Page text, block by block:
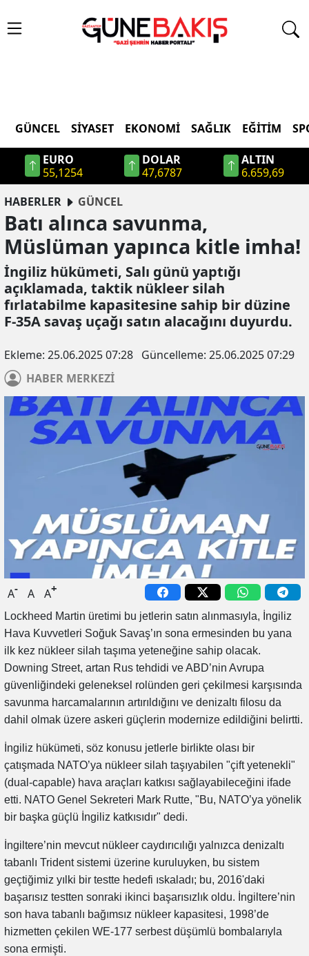
GÜNCEL SIYASET EKONOMI SAĞLIK EĞITIM
EURO
55,1254
DOLAR
47,6787
ALTIN
6.659,69
HABERLER
GÜNCEL
Batı alınca savunma,
Müslüman yapınca kitle imha!
İngiliz hükümeti, Salı günü yaptığı
açıklamada, taktik nükleer silah
fırlatabilme kapasitesine sahip bir düzine
F-35A savaş uçağı satın alacağını duyurdu.
Ekleme: 25.06.2025 07:28 Güncelleme: 25.06.2025 07:29
HABER MERKEZİ
A- A A+
Lockheed Martin üretimi bu jetlerin satın alınmasıyla, İngiliz
Hava Kuvvetleri Soğuk Savaş’ın sona ermesinden bu yana
ilk kez nükleer silah taşıma yeteneğine sahip olacak.
Downing Street, artan Rus tehdidi ve ABD’nin Avrupa
güvenliğindeki geleneksel rolünden geri çekilmesi karşısında
savunma harcamalarının artırıldığını ve denizaltı filosu da
dahil olmak üzere askeri güçlerin modernize edildiğini belirtti.
İngiliz hükümeti, söz konusu jetlerle birlikte olası bir
çatışmada NATO’ya nükleer silah taşıyabilen "çift yetenekli"
(dual-capable) hava araçları katkısı sağlayabileceğini ifade
etti. NATO Genel Sekreteri Mark Rutte, "Bu, NATO’ya yönelik
bir başka güçlü İngiliz katkısıdır" dedi.
İngiltere’nin mevcut nükleer caydırıcılığı yalnızca denizaltı
tabanlı Trident sistemi üzerine kuruluyken, bu sistem
geçtiğimiz yılki bir testte hedefi ıskaladı; bu, 2016'daki
başarısız testten sonraki ikinci başarısızlık oldu. İngiltere’nin
son hava tabanlı bağımsız nükleer kapasitesi, 1998’de
hizmetten çekilen WE-177 serbest düşümlü bombalarıyla
sona ermişti.